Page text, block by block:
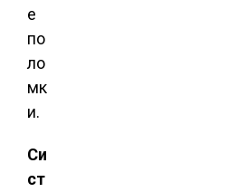
е
по
ло
мк
и.
Си
ст